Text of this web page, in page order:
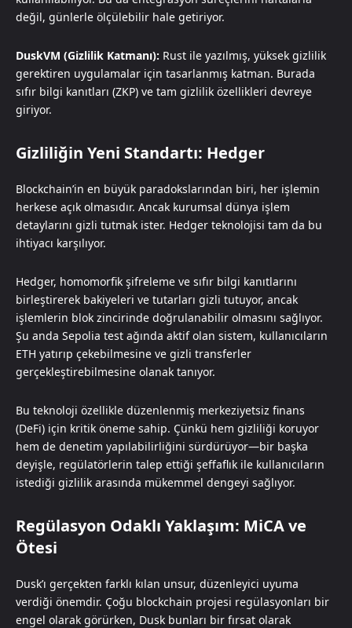
değil, günlerle ölçülebilir hale getiriyor.
DuskVM (Gizlilik Katmanı): Rust ile yazılmış, yüksek gizlilik
gerektiren uygulamalar için tasarlanmış katman. Burada
sıfır bilgi kanıtları (ZKP) ve tam gizlilik özellikleri devreye
giriyor.
Gizliliğin Yeni Standartı: Hedger
Blockchain’in en büyük paradokslarından biri, her işlemin
herkese açık olmasıdır. Ancak kurumsal dünya işlem
detaylarını gizli tutmak ister. Hedger teknolojisi tam da bu
ihtiyacı karşılıyor.
Hedger, homomorfik şifreleme ve sıfır bilgi kanıtlarını
birleştirerek bakiyeleri ve tutarları gizli tutuyor, ancak
işlemlerin blok zincirinde doğrulanabilir olmasını sağlıyor.
Şu anda Sepolia test ağında aktif olan sistem, kullanıcıların
ETH yatırıp çekebilmesine ve gizli transferler
gerçekleştirebilmesine olanak tanıyor.
Bu teknoloji özellikle düzenlenmiş merkeziyetsiz finans
(DeFi) için kritik öneme sahip. Çünkü hem gizliliği koruyor
hem de denetim yapılabilirliğini sürdürüyor—bir başka
deyişle, regülatörlerin talep ettiği şeffaflık ile kullanıcıların
istediği gizlilik arasında mükemmel dengeyi sağlıyor.
Regülasyon Odaklı Yaklaşım: MiCA ve
Ötesi
Dusk’ı gerçekten farklı kılan unsur, düzenleyici uyuma
verdiği önemdir. Çoğu blockchain projesi regülasyonları bir
engel olarak görürken, Dusk bunları bir fırsat olarak